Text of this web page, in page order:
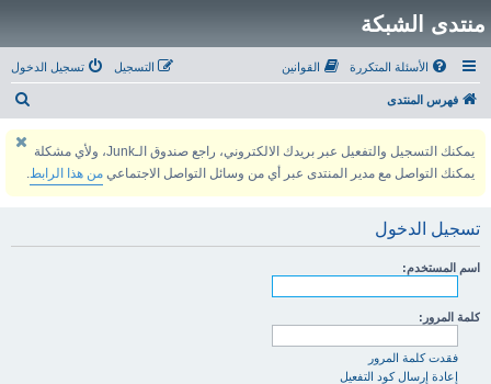
منتدى الشبكة
الأسئلة المتكررة القوانين تسجيل الدخول التسجيل
فهرس المنتدى
يمكنك التسجيل والتفعيل عبر بريدك الالكتروني، راجع صندوق الـJunk، ولأي مشكلة
يمكنك التواصل مع مدير المنتدى عبر أي من وسائل التواصل الاجتماعي من هذا الرابط.
تسجيل الدخول
اسم المستخدم:
كلمة المرور:
فقدت كلمة المرور
إعادة إرسال كود التفعيل